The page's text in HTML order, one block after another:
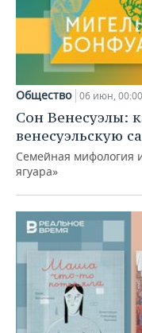
Общество 06 июн, 00:00
Сон Венесуэлы:
венесуэльскую
Семейная мифология
ягуара»